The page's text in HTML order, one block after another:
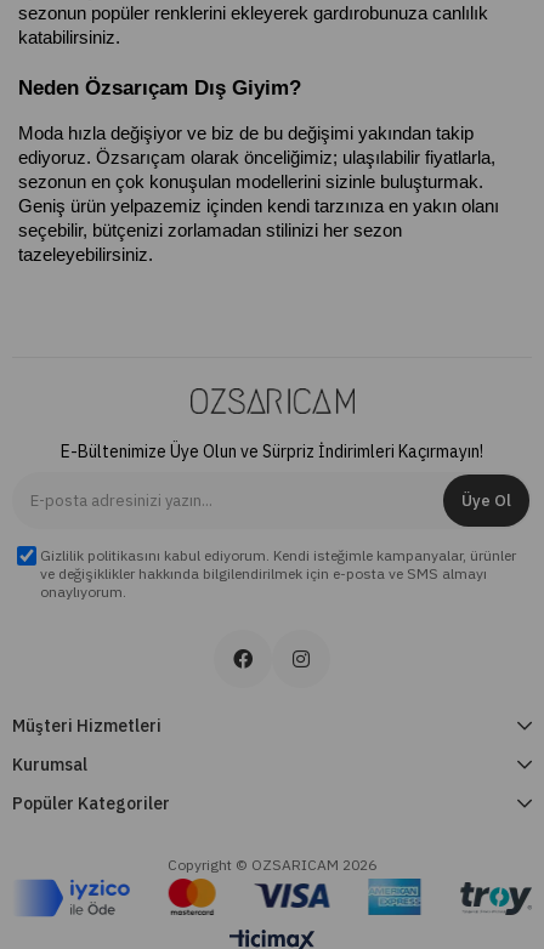
sezonun popüler renklerini ekleyerek gardırobunuza canlılık
katabilirsiniz.
Neden Özsarıçam Dış Giyim?
Moda hızla değişiyor ve biz de bu değişimi yakından takip
ediyoruz. Özsarıçam olarak önceliğimiz; ulaşılabilir fiyatlarla,
sezonun en çok konuşulan modellerini sizinle buluşturmak.
Geniş ürün yelpazemiz içinden kendi tarzınıza en yakın olanı
seçebilir, bütçenizi zorlamadan stilinizi her sezon
tazeleyebilirsiniz.
E-Bültenimize Üye Olun ve Sürpriz İndirimleri Kaçırmayın!
Üye Ol
Gizlilik politikasını kabul ediyorum. Kendi isteğimle kampanyalar, ürünler
ve değişiklikler hakkında bilgilendirilmek için e-posta ve SMS almayı
onaylıyorum.
Müşteri Hizmetleri
Kurumsal
Popüler Kategoriler
Copyright © OZSARICAM 2026